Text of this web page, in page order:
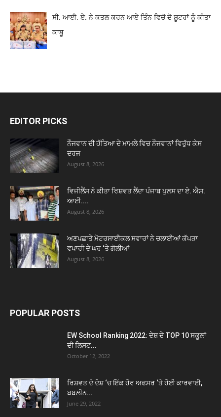
ਸੀ. ਆਈ. ਏ. ਨੇ ਕਤਲ ਕਰਨ ਆਏ ਤਿੰਨ ਵਿਚੋਂ ਦੋ ਸ਼ੂਟਰਾਂ ਨੂੰ ਕੀਤਾ
ਕਾਬੂ
EDITOR PICKS
ਨੌਜਵਾਨ ਦੀ ਹੱਤਿਆ ਦੇ ਮਾਮਲੇ ਵਿਚ ਨੌਜਵਾਨਾਂ ਵਿਰੁੱਧ ਕੇਸ
ਦਰਜ
August 8, 2026
ਵਿਜੀਲੈਂਸ ਨੇ ਕੀਤਾ ਰਿਸ਼ਵਤ ਲੈਂਦਾ ਪੰਜਾਬ ਪੁਲਸ ਦਾ ਏ. ਐਸ.
ਆਈ....
August 8, 2026
ਅਣਪਛਾਤੇ ਮੋਟਰਸਾਈਕਲ ਸਵਾਰਾਂ ਨੇ ਚਲਾਈਆਂ ਕੱਪੜਾ
ਵਪਾਰੀ ਦੇ ਘਰ ‘ਤੇ ਗੋਲੀਆਂ
August 8, 2026
POPULAR POSTS
EW School Ranking 2022: ਦੇਸ਼ ਦੇ TOP 10 ਸਕੂਲਾਂ
ਦੀ ਲਿਸਟ...
October 12, 2022
ਰਿਸ਼ਵਤ ਦੇ ਦੋਸ਼ ‘ਚ ਇੱਕ ਹੋਰ ਅਫਸਰ ‘ਤੇ ਹੋਈ ਕਾਰਵਾਈ,
ਬਬਲੀਨ...
June 29, 2022